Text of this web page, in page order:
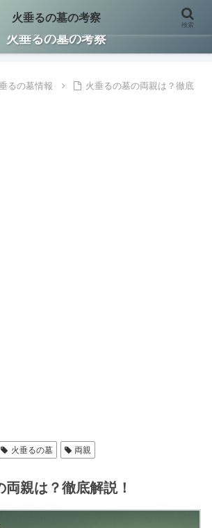
火垂るの墓の考察
るの墓情報
火垂るの墓の両親は？徹底
火垂るの墓 両親
両親は？徹底解説！
火垂るの墓の考察
検索